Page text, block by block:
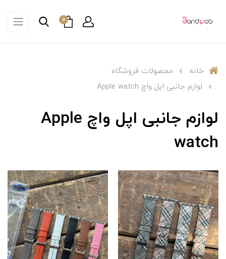
0
خانه
محصولات فروشگاه
لوازم جانبی اپل واچ Apple watch
لوازم جانبی اپل واچ Apple
watch